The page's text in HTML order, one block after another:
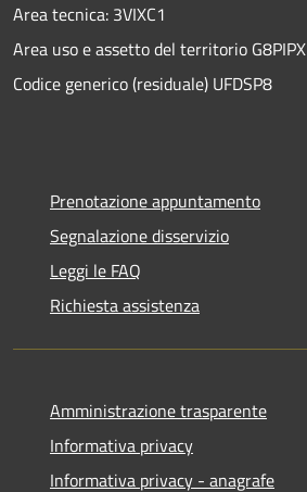
Area tecnica: 3VIXC1
Area uso e assetto del territorio G8PIPX
Codice generico (residuale) UFDSP8
Prenotazione appuntamento
Segnalazione disservizio
Leggi le FAQ
Richiesta assistenza
Amministrazione trasparente
Informativa privacy
Informativa privacy - anagrafe